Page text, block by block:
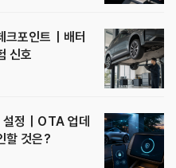
크포인트｜배터
신호
정｜OTA 업데
할 것은?